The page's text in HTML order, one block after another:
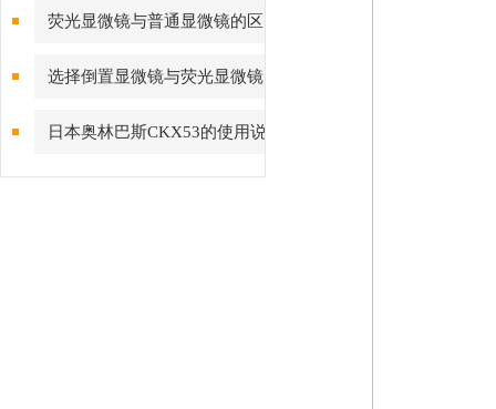
荧光显微镜与普通显微镜的区
别
选择倒置显微镜与荧光显微镜
考虑几点
日本奥林巴斯CKX53的使用说
明